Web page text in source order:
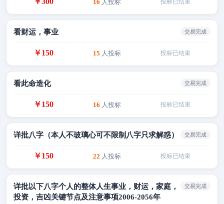
16 人投标 投标已结束
看财运，事业 交易完成
￥150 15 人投标 投标已结束
看此命造化 交易完成
￥150 16 人投标 投标已结束
详批八字（本人不玻璃心可不限制八字只求解惑） 交易完成
￥150 22 人投标 投标已结束
详批以下八字个人的整体人生事业，财运，家庭，
投资，吉凶关键节点及注意事项2006-2056年
交易完成